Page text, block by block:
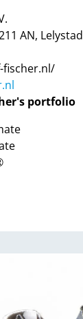
AN, Lelystad
fischer.nl/
portfolio